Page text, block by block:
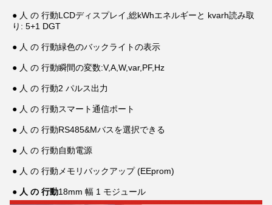
● 人 の 行動LCDディスプレイ,総kWhエネルギーと kvarh読み取
り: 5+1 DGT
● 人 の 行動緑色のバックライトの表示
● 人 の 行動瞬間の変数:V,A,W,var,PF,Hz
● 人 の 行動2 パルス出力
● 人 の 行動スマート通信ポート
● 人 の 行動RS485&Mバスを選択できる
● 人 の 行動自動電源
● 人 の 行動 メモリバックアップ (EEprom)
● 人 の 行動18mm 幅 1 モジュール